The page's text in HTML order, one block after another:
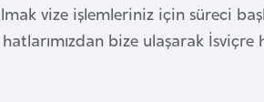
vize işlemleriniz için süreci
bize ulaşarak İsviçre